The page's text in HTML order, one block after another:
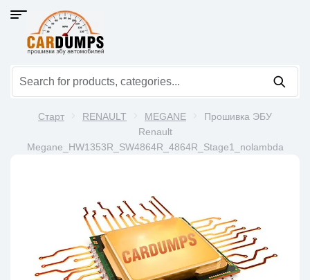
Старт RENAULT MEGANE
Прошивка ЭБУ
Renault
Megane_HW1353R_SW4864R_4864R_Stage1_nolambda